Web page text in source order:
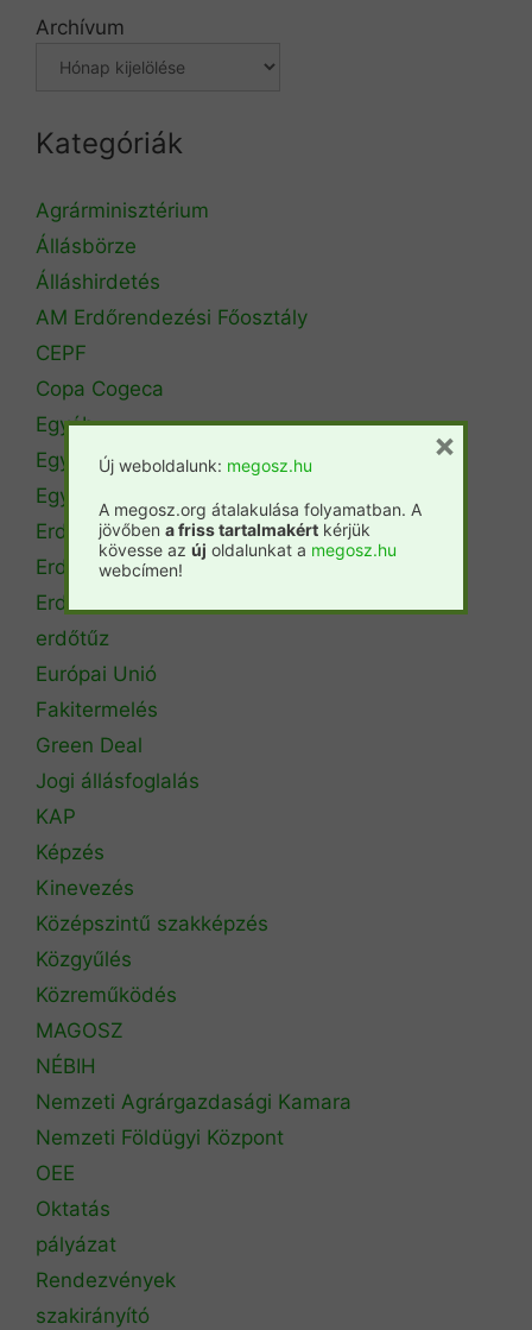
Archívum
Kategóriák
Agrárminisztérium
Állásbörze
Álláshirdetés
AM Erdőrendezési Főosztály
CEPF
Copa Cogeca
Egyéb
Egyetemi hírek
Egyetemi szintű oktatás
Erdészeti szakszemélyzet
Erdőtérkép
Erdőtörvény
erdőtűz
Európai Unió
Fakitermelés
Green Deal
Jogi állásfoglalás
KAP
Képzés
Kinevezés
Középszintű szakképzés
Közgyűlés
Közreműködés
MAGOSZ
NÉBIH
Nemzeti Agrárgazdasági Kamara
Nemzeti Földügyi Központ
OEE
Oktatás
pályázat
Rendezvények
szakirányító
Új weboldalunk: megosz.hu
A megosz.org átalakulása folyamatban. A
jövőben a friss tartalmakért kérjük
kövesse az új oldalunkat a megosz.hu
webcímen!
×